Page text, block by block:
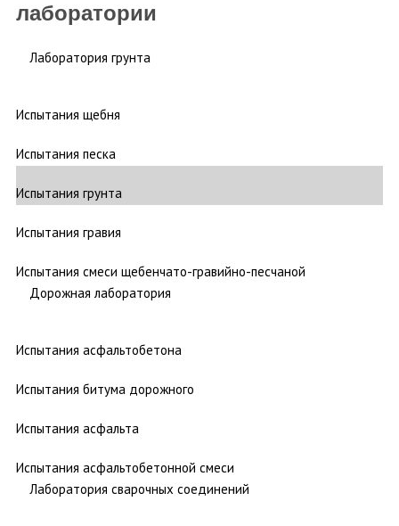
лаборатории
Лаборатория грунта
Испытания щебня
Испытания песка
Испытания грунта
Испытания гравия
Испытания смеси щебенчато-гравийно-песчаной
Дорожная лаборатория
Испытания асфальтобетона
Испытания битума дорожного
Испытания асфальта
Испытания асфальтобетонной смеси
Лаборатория сварочных соединений